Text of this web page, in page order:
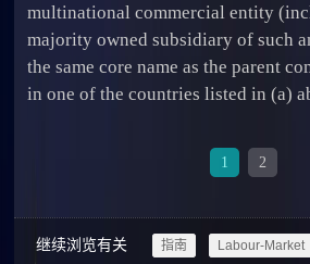
multinational commercial entity
majority owned subsidiary of such
the same core name as the parent
in one of the countries listed in (a)
1 2
继续浏览有关 指南 Labour-Market